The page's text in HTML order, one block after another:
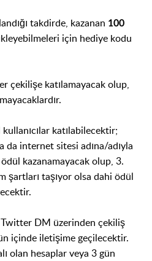
takdirde, kazanan 100
için hediye kodu
çekilişe katılamayacak olup,
katılabilecektir;
internet sitesi adına/adıyla
kazanamayacak olup, 3.
şartları taşıyor olsa dahi ödül
Twitter DM üzerinden çekiliş
içinde iletişime geçilecektir.
olan hesaplar veya 3 gün